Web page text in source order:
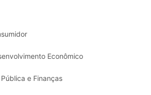
Trabalho e Desenvolvimento Econômico
e Finanças